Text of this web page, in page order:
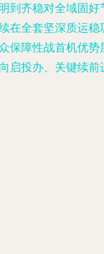
齐稳对全域固
全套坚深质运稳
障性战首机优
启投办、关键续